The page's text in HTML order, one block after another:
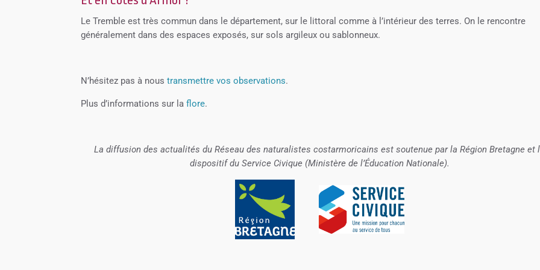
Le Tremble est très commun dans le département, sur le littoral comme à l’intérieur des terres. On le rencontre
généralement dans des espaces exposés, sur sols argileux ou sablonneux.
N’hésitez pas à noustransmettre vos observations.
Plus d’informations sur laflore.
La diffusion des actualités du Réseau des naturalistes costarmoricains est soutenue par la Région Bretagne et
dispositif du Service Civique (Ministère de l’Éducation Nationale).